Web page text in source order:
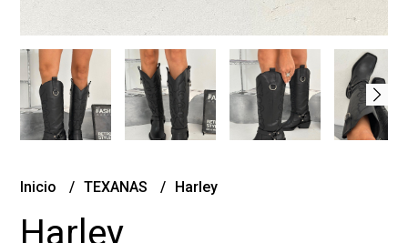
Inicio TEXANAS Harley
Harley